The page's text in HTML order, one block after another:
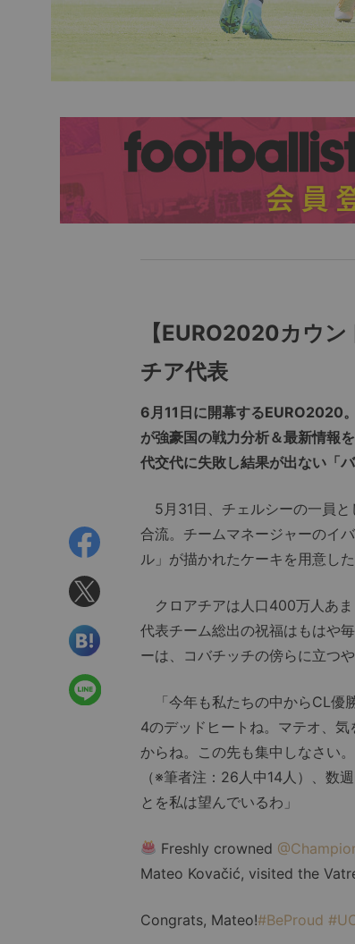
【EURO2020カウ
チア代表
6月11日に開幕するEURO2020
が強豪国の戦力分析＆最新情報
代交代に失敗し結果が出ない「
5月31日、チェルシーの一員と
合流。チームマネージャーのイ
ル」が描かれたケーキを用意した
クロアチアは人口400万人あま
代表チーム総出の祝福はもはや
ーは、コバチッチの傍らに立つや
「今年も私たちの中からCL優
4のデッドヒートね。マテオ、
からね。この先も集中しなさい
（※筆者注：26人中14人）、数
とを私は望んでいるわ」
Freshly crowned
Mateo Kovačić, visited the
Congrats, Mateo!#BeProud